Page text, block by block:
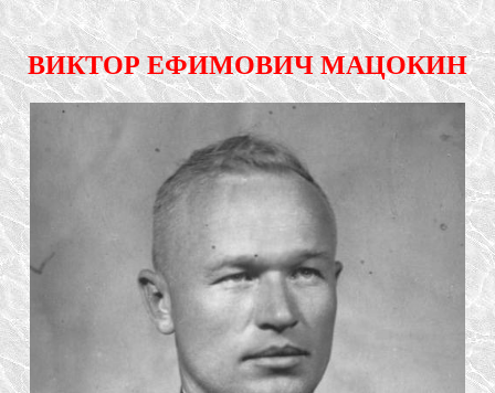
ВИКТОР ЕФИМОВИЧ МАЦОКИН